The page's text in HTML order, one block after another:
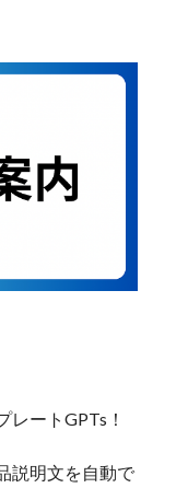
レートGPTs！
説明文を自動で